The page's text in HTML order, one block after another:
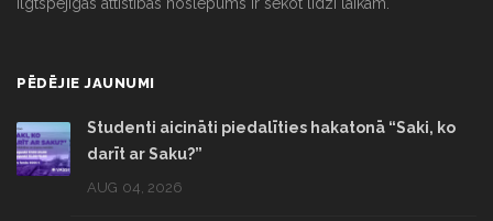
PĒDĒJIE JAUNUMI
Studenti aicināti piedalīties hakatonā “Saki, ko
darīt ar Saku?”
AUG 04, 2026